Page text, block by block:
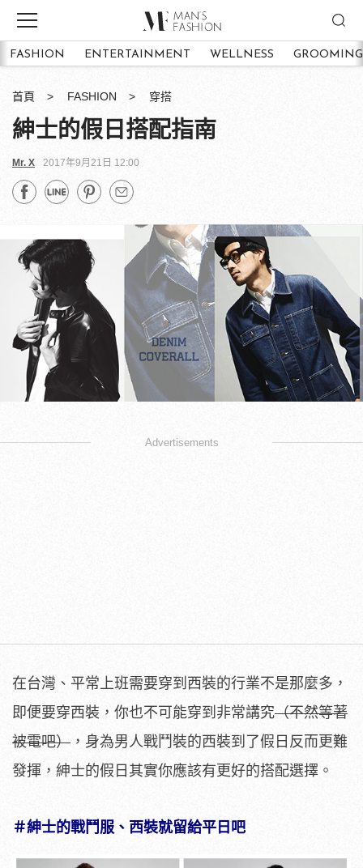
FASHION ENTERTAINMENT WELLNESS GROOMING
首頁 FASHION 穿搭
紳士的假日搭配指南
Mr. X 2017年9月21日 12:00
Advertisements
在台灣、平常上班需要穿到西裝的行業不是那麼多，
即便要穿西裝，你也不可能穿到非常講究（不然等著
被電吧） ，身為男人戰鬥裝的西裝到了假日反而更難
發揮，紳士的假日其實你應該有更好的搭配選擇。
＃紳士的戰鬥服、西裝就留給平日吧